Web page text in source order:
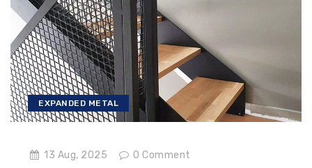
EXPANDED METAL
13 Aug, 2025 0 Comment